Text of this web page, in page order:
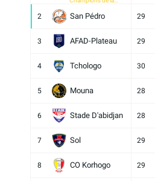
2 San Pédro 29
3 AFAD-Plateau 29
4 Tchologo 30
5 Mouna 28
6 Stade D'abidjan 28
7 Sol 29
8 CO Korhogo 29